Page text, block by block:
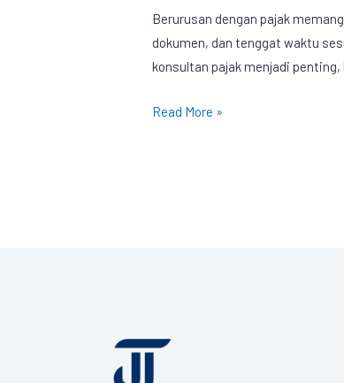
Berurusan dengan pajak
dokumen, dan tenggat waktu
konsultan pajak menjadi
Read More »